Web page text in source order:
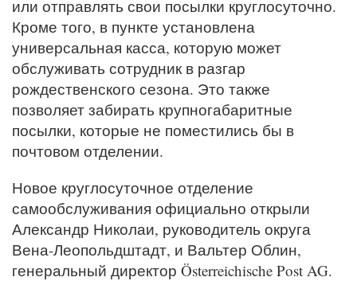
или отправлять свои посылки круглосуточно.
Кроме того, в пункте установлена ​​
универсальная касса, которую может
обслуживать сотрудник в разгар
рождественского сезона. Это также
позволяет забирать крупногабаритные
посылки, которые не поместились бы в
почтовом отделении.
Новое круглосуточное отделение
самообслуживания официально открыли
Александр Николаи, руководитель округа
Вена-Леопольдштадт, и Вальтер Облин,
генеральный директор Österreichische Post AG.